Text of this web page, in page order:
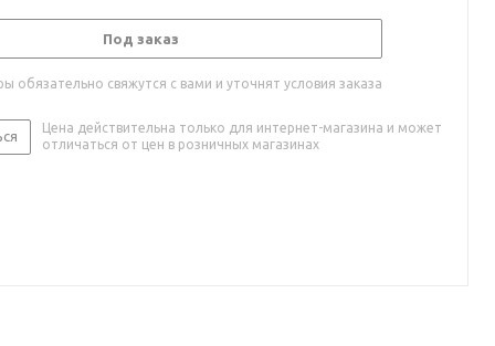
Под заказ
обязательно свяжутся с вами и уточнят условия заказа
Цена действительна только для интернет-магазина и может
отличаться от цен в розничных магазинах